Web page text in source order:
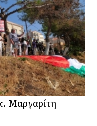
Μαργαρίτη